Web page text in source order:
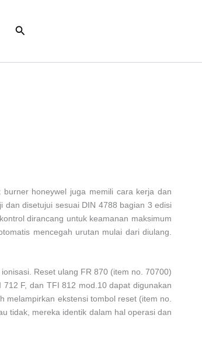
Search
honeywel juga memili cara kerja dan
disetujui sesuai DIN 4788 bagian 3 edisi
dirancang untuk keamanan maksimum
mencegah urutan mulai dari diulang.
Reset ulang FR 870 (item no. 70700)
F, dan TFI 812 mod.10 dapat digunakan
ekstensi tombol reset (item no.
tidak, mereka identik dalam hal operasi dan